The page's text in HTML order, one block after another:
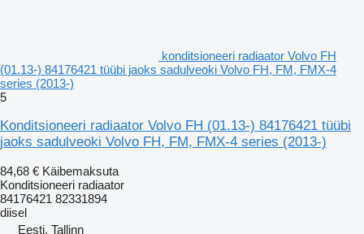
konditsioneeri radiaator Volvo FH
(01.13-) 84176421 tüübi jaoks sadulveoki Volvo FH, FM, FMX-4
series (2013-)
5
Konditsioneeri radiaator Volvo FH (01.13-) 84176421 tüübi
jaoks sadulveoki Volvo FH, FM, FMX-4 series (2013-)
84,68 € Käibemaksuta
Konditsioneeri radiaator
84176421 82331894
diisel
Eesti, Tallinn